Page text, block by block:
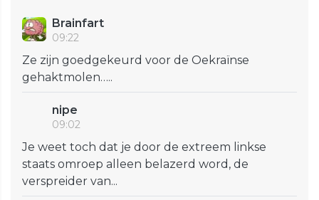
Brainfart
09:22
Ze zijn goedgekeurd voor de Oekraïnse
gehaktmolen…..
nipe
09:02
Je weet toch dat je door de extreem linkse
staats omroep alleen belazerd word, de
verspreider van...